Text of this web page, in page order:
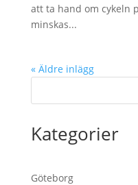
att ta hand om cykeln
minskas...
« Äldre inlägg
Kategorier
Göteborg